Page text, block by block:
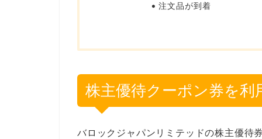
注文品が到着
株主優待クーポン券を利
バロックジャパンリミテッドの株主優待